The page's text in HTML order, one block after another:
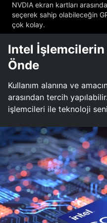
NVDIA ekran kartları
seçerek sahip olabileceğin
çok kolay.
Intel İşlemcilerin
Önde
Kullanım alanına ve
arasından tercih
işlemcileri ile teknoloji